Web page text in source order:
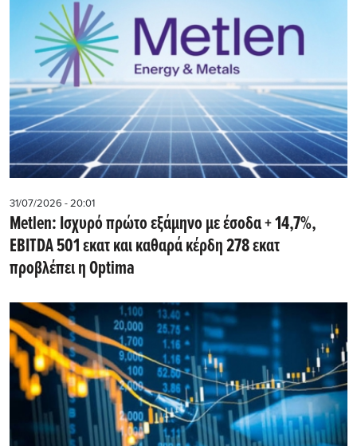
31/07/2026 - 20:01
Metlen: Iσχυρό πρώτο εξάμηνο με έσοδα + 14,7%,
EBITDA 501 εκατ και καθαρά κέρδη 278 εκατ
προβλέπει η Optima